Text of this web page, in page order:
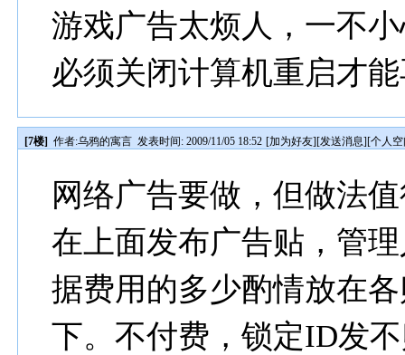
游戏广告太烦人，一不
必须关闭计算机重启才
[7楼] 作者:乌鸦的寓言 发表时间: 2009/11/05 18:52 [加为好友][发送消息][个人
网络广告要做，但做法
在上面发布广告贴，管
据费用的多少酌情放在
下。不付费，锁定ID发